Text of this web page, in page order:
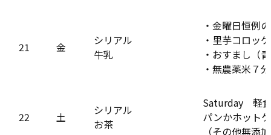
21 金
シリアル
牛乳
・金曜日恒例
・里芋コロッ
・おすまし（
・無農薬米７
22 土
シリアル
お茶
Saturday 軽
パンかホット
（その他無添